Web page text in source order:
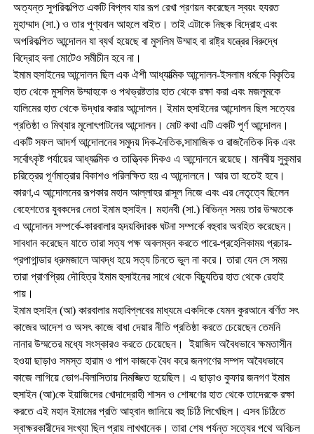
অত্যন্ত সুপরিকল্পিত একটি বিপ্লব যার রূপ রেখা প্রণয়ন করেছেন স্বয়ং হযরত
মুহাম্মাদ (সা.) ও তার পুণ্যবান আহলে বাইত। তাই এটাকে নিছক বিদ্রোহ এবং
অপরিকল্পিত আন্দোলন যা ব্যর্থ হয়েছে বা মুসলিম উম্মাহ বা রাষ্ট্র যন্ত্রের বিরুদ্ধে
বিদ্রোহ বলা মোটেও সমীচীন হবে না।
ইমাম হুসাইনের আন্দোলন ছিল এক ঐশী আধ্যাত্মিক আন্দোলন-ইসলাম ধর্মকে বিকৃতির
হাত থেকে মুসলিম উম্মাহকে ও পথভ্রষ্টতার হাত থেকে রক্ষা করা এবং মজলুমকে
যালিমের হাত থেকে উদ্ধার করার আন্দোলন। ইমাম হুসাইনের আন্দোলন ছিল সত্যের
প্রতিষ্ঠা ও মিথ্যার মূলোৎপাটনের আন্দোলন। মোট কথা এটি একটি পূর্ণ আন্দোলন।
একটি সফল আদর্শ আন্দোলনের সমুদয় দিক-নৈতিক,সামাজিক ও রাজনৈতিক দিক এবং
সর্বোৎকৃষ্ট পর্যায়ের আধ্যাত্মিক ও তাত্ত্বিক দিকও এ আন্দোলনে রয়েছে। মানবীয় সুকুমার
চরিত্রের পূর্ণমাত্রার বিকাশও পরিলক্ষিত হয় এ আন্দোলনে। আর তা হতেই হবে।
কারণ,এ আন্দোলনের রূপকার মহান আল্লাহর রাসূল নিজে এবং এর নেতৃত্বে ছিলেন
বেহেশতের যুবকদের নেতা ইমাম হুসাইন। মহানবী (সা.) বিভিন্ন সময় তার উম্মতকে
এ আন্দোলন সম্পর্কে-কারবালার হৃদয়বিদারক ঘটনা সম্পর্কে বহুবার অবহিত করেছেন।
সাবধান করেছেন যাতে তারা সত্য পক্ষ অবলম্বন করতে পারে-প্রহেলিকাময় প্রচার-
প্রপাগান্ডার ধ্রুমজালে আবদ্ধ হয়ে সত্য চিনতে ভুল না করে। তারা যেন সে সময়
তারা প্রাণপ্রিয় দৌহিত্র ইমাম হুসাইনের সাথে থেকে বিচ্যুতির হাত থেকে রেহাই
পায়।
ইমাম হুসাইন (আ) কারবালার মহাবিপ্লবের মাধ্যমে একদিকে যেমন কুরআনে বর্ণিত সৎ
কাজের আদেশ ও অসৎ কাজে বাধা দেয়ার নীতি প্রতিষ্ঠা করতে চেয়েছেন তেমনি
নানার উম্মতের মধ্যে সংস্কারও করতে চেয়েছেন। ইয়াজিদ অবৈধভাবে ক্ষমতাসীন
হওয়া ছাড়াও সমস্ত হারাম ও পাপ কাজকে বৈধ করে জনগণের সম্পদ অবৈধভাবে
কাজে লাগিয়ে ভোগ-বিলাসিতায় নিমজ্জিত হয়েছিল। এ ছাড়াও কুফার জনগণ ইমাম
হুসাইন (আ)কে ইয়াজিদের খোদাদ্রোহী শাসন ও শোষণের হাত থেকে তাদেরকে রক্ষা
করতে এই মহান ইমামের প্রতি আহ্বান জানিয়ে বহু চিঠি লিখেছিল। এসব চিঠিতে
স্বাক্ষরকারীদের সংখ্যা ছিল প্রায় লাখখানেক। তারা শেষ পর্যন্ত সত্যের পথে অবিচল